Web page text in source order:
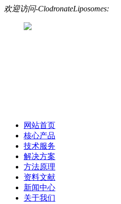
欢迎访问-ClodronateLiposomes:
网站首页
核心产品
技术服务
解决方案
方法原理
资料文献
新闻中心
关于我们